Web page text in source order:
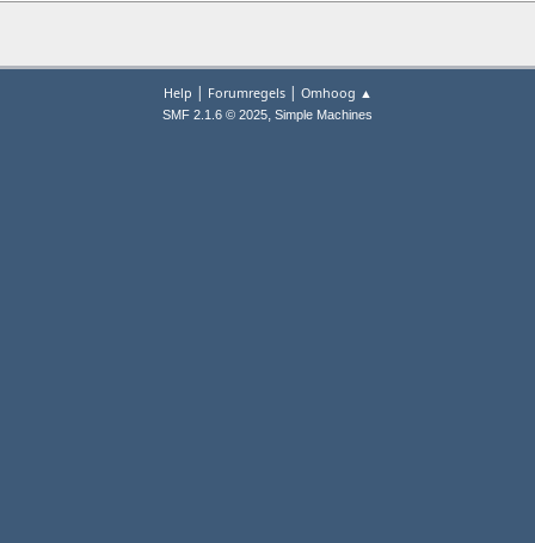
Help | Forumregels| Omhoog ▲
SMF 2.1.6 © 2025, Simple Machines